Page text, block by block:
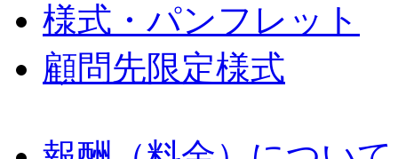
様式・パンフレット
顧問先限定様式